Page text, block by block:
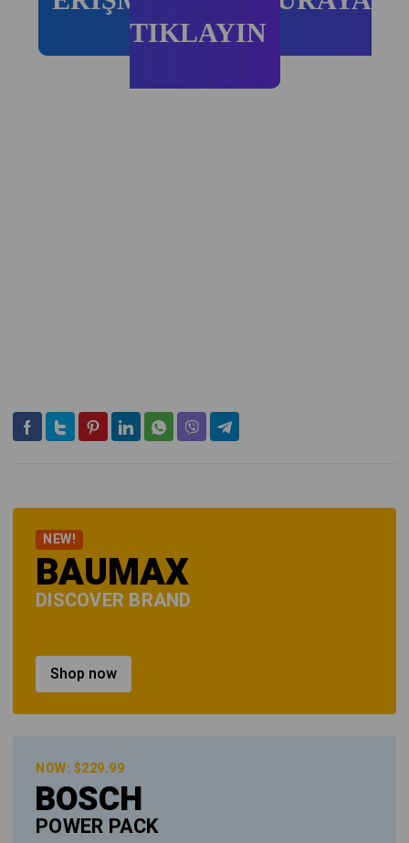
TIKLAYIN
NEW!
BAUMAX
DISCOVER BRAND
Shop now
NOW: $229.99
BOSCH
POWER PACK